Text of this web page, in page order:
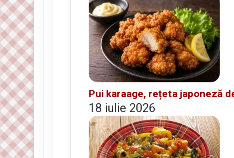
Pui karaage, rețeta japoneză
18 iulie 2026